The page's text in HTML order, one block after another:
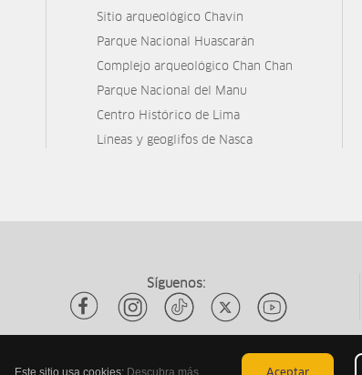
Sitio arqueológico Chavín
Parque Nacional Huascarán
Complejo arqueológico Chan Chan
Parque Nacional del Manu
Centro Histórico de Lima
Líneas y geoglifos de Nasca
Síguenos:
Este sitio usa cookies: Descubra más